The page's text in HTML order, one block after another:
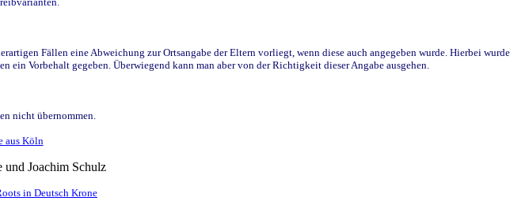
Fällen eine Abweichung zur Ortsangabe der Eltern vorliegt, wenn diese auch angegeben wurde. Hierbei wurde
Vorbehalt gegeben. Überwiegend kann man aber von der Richtigkeit dieser Angabe ausgehen.
nicht übernommen.
aus Köln
Joachim Schulz
in Deutsch Krone